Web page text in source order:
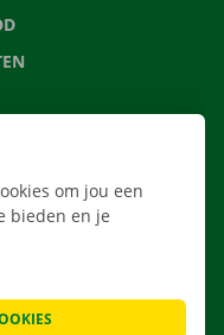
om jou een
bieden en je